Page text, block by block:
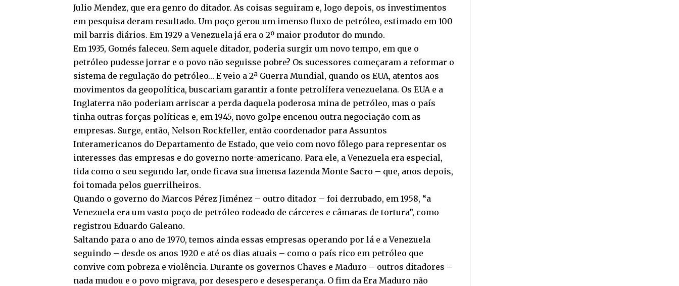
Julio Mendez, que era genro do ditador. As coisas seguiram e, logo depois, os investimentos
em pesquisa deram resultado. Um poço gerou um imenso fluxo de petróleo, estimado em 100
mil barris diários. Em 1929 a Venezuela já era o 2º maior produtor do mundo.
Em 1935, Gomés faleceu. Sem aquele ditador, poderia surgir um novo tempo, em que o
petróleo pudesse jorrar e o povo não seguisse pobre? Os sucessores começaram a reformar o
sistema de regulação do petróleo… E veio a 2ª Guerra Mundial, quando os EUA, atentos aos
movimentos da geopolítica, buscariam garantir a fonte petrolífera venezuelana. Os EUA e a
Inglaterra não poderiam arriscar a perda daquela poderosa mina de petróleo, mas o país
tinha outras forças políticas e, em 1945, novo golpe encenou outra negociação com as
empresas. Surge, então, Nelson Rockfeller, então coordenador para Assuntos
Interamericanos do Departamento de Estado, que veio com novo fôlego para representar os
interesses das empresas e do governo norte-americano. Para ele, a Venezuela era especial,
tida como o seu segundo lar, onde ficava sua imensa fazenda Monte Sacro – que, anos depois,
foi tomada pelos guerrilheiros.
Quando o governo do Marcos Pérez Jiménez – outro ditador – foi derrubado, em 1958, “a
Venezuela era um vasto poço de petróleo rodeado de cárceres e câmaras de tortura”, como
registrou Eduardo Galeano.
Saltando para o ano de 1970, temos ainda essas empresas operando por lá e a Venezuela
seguindo – desde os anos 1920 e até os dias atuais – como o país rico em petróleo que
convive com pobreza e violência. Durante os governos Chaves e Maduro – outros ditadores –
nada mudou e o povo migrava, por desespero e desesperança. O fim da Era Maduro não